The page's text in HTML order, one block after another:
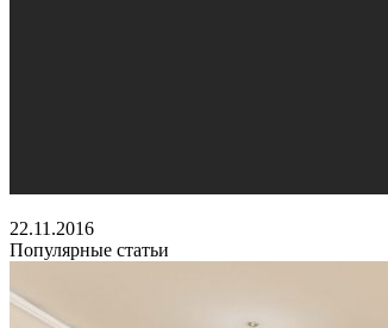
22.11.2016
Популярные статьи